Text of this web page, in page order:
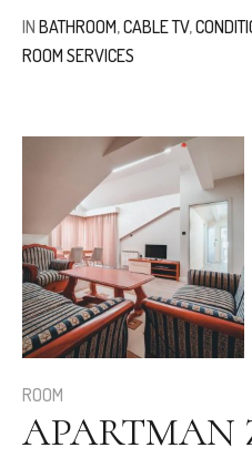
IN BATHROOM,CABLE TV,
ROOM SERVICES
ROOM
APARTMAN